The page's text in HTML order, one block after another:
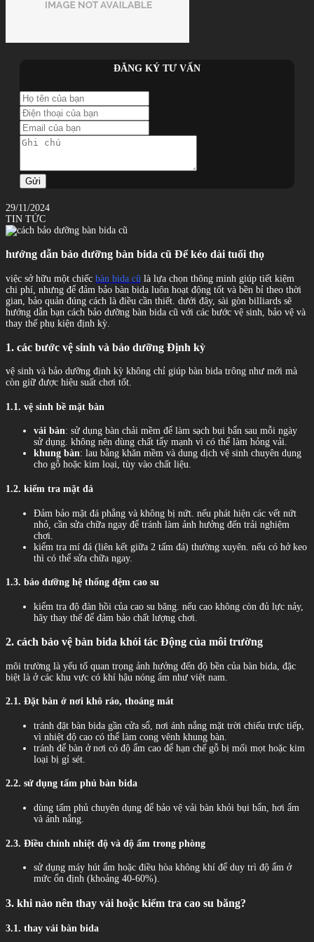
ĐĂNG KÝ TƯ VẤN
Gửi
29/11/2024
TIN TỨC
hướng dẫn bảo dưỡng bàn bida cũ Để kéo dài tuổi thọ
việc sở hữu một chiếc bàn bida cũ là lựa chọn thông minh giúp tiết kiệm
chi phí, nhưng để đảm bảo bàn bida luôn hoạt động tốt và bền bỉ theo thời
gian, bảo quản đúng cách là điều cần thiết. dưới đây, sài gòn billiards sẽ
hướng dẫn bạn cách bảo dưỡng bàn bida cũ với các bước vệ sinh, bảo vệ và
thay thế phụ kiện định kỳ.
1. các bước vệ sinh và bảo dưỡng Định kỳ
vệ sinh và bảo dưỡng định kỳ không chỉ giúp bàn bida trông như mới mà
còn giữ được hiệu suất chơi tốt.
1.1. vệ sinh bề mặt bàn
vải bàn: sử dụng bàn chải mềm để làm sạch bụi bẩn sau mỗi ngày
sử dụng. không nên dùng chất tẩy mạnh vì có thể làm hỏng vải.
khung bàn: lau bằng khăn mềm và dung dịch vệ sinh chuyên dụng
cho gỗ hoặc kim loại, tùy vào chất liệu.
1.2. kiểm tra mặt đá
Đảm bảo mặt đá phẳng và không bị nứt. nếu phát hiện các vết nứt
nhỏ, cần sửa chữa ngay để tránh làm ảnh hưởng đến trải nghiệm
chơi.
kiểm tra mí đá (liên kết giữa 2 tấm đá) thường xuyên. nếu có hở keo
thì có thể sửa chữa ngay.
1.3. bảo dưỡng hệ thống đệm cao su
kiểm tra độ đàn hồi của cao su băng. nếu cao không còn đủ lực nảy,
hãy thay thế để đảm bảo chất lượng chơi.
2. cách bảo vệ bàn bida khỏi tác Động của môi trường
môi trường là yếu tố quan trọng ảnh hưởng đến độ bền của bàn bida, đặc
biệt là ở các khu vực có khí hậu nóng ẩm như việt nam.
2.1. Đặt bàn ở nơi khô ráo, thoáng mát
tránh đặt bàn bida gần cửa sổ, nơi ánh nắng mặt trời chiếu trực tiếp,
vì nhiệt độ cao có thể làm cong vênh khung bàn.
tránh để bàn ở nơi có độ ẩm cao để hạn chế gỗ bị mối mọt hoặc kim
loại bị gỉ sét.
2.2. sử dụng tấm phủ bàn bida
dùng tấm phủ chuyên dụng để bảo vệ vải bàn khỏi bụi bẩn, hơi ẩm
và ánh nắng.
2.3. Điều chỉnh nhiệt độ và độ ẩm trong phòng
sử dụng máy hút ẩm hoặc điều hòa không khí để duy trì độ ẩm ở
mức ổn định (khoảng 40-60%).
3. khi nào nên thay vải hoặc kiểm tra cao su băng?
3.1. thay vải bàn bida